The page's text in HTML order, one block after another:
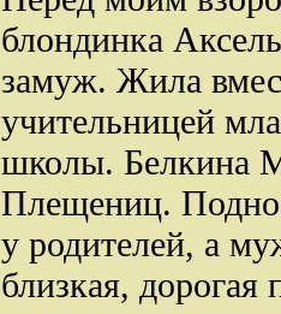
блондинка
замуж. Жила
учительницей
школы. Белкина
Плещениц.
у родителей, а
близкая,